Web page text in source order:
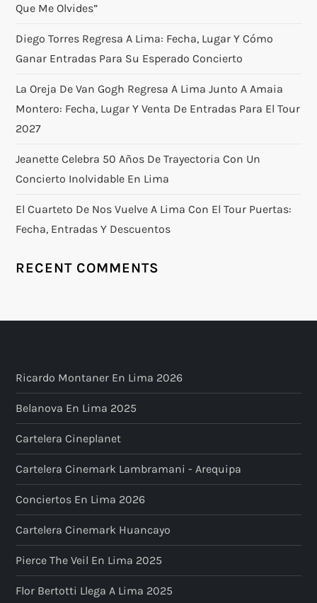
Que Me Olvides”
Diego Torres Regresa A Lima: Fecha, Lugar Y Cómo
Ganar Entradas Para Su Esperado Concierto
La Oreja De Van Gogh Regresa A Lima Junto A Amaia
Montero: Fecha, Lugar Y Venta De Entradas Para El Tour
2027
Jeanette Celebra 50 Años De Trayectoria Con Un
Concierto Inolvidable En Lima
El Cuarteto De Nos Vuelve A Lima Con El Tour Puertas:
Fecha, Entradas Y Descuentos
RECENT COMMENTS
Ricardo Montaner En Lima 2026
Belanova En Lima 2025
Cartelera Cineplanet
Cartelera Cinemark Lambramani - Arequipa
Conciertos En Lima 2026
Cartelera Cinemark Huancayo
Pierce The Veil En Lima 2025
Flor Bertotti Llega A Lima 2025